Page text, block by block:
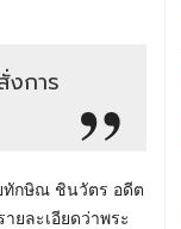
งการ
ทักษิณ ชินวัตร อดีต
ยละเอียดว่าพระ